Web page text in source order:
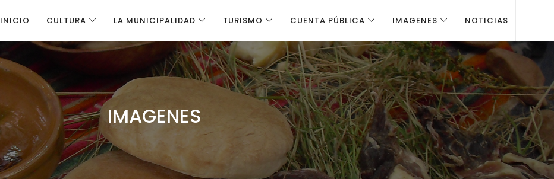
INICIO CULTURA LA MUNICIPALIDAD TURISMO CUENTA PÚBLICA IMAGENES NOTICIAS
IMAGENES